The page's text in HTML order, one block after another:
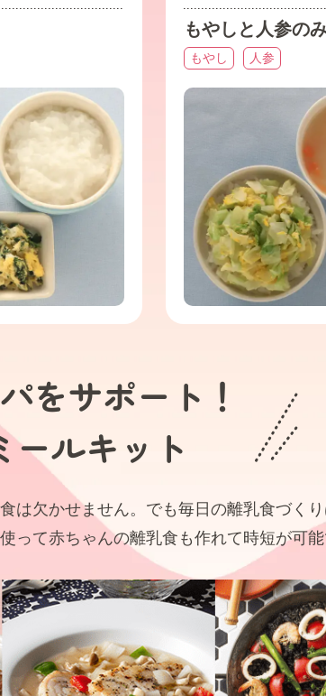
もやしと人参の
もやし 人参
をサポート！
ールキット
は欠かせません。でも毎日の離乳食づく
って赤ちゃんの離乳食も作れて時短が可能